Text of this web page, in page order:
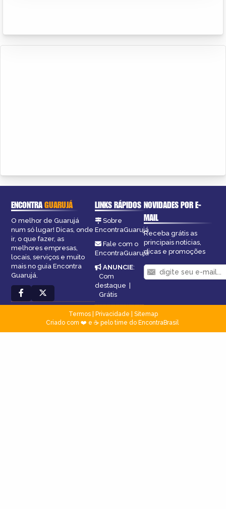
ENCONTRAGUARUJÁ
O melhor de Guarujá
num só lugar! Dicas, onde
ir, o que fazer, as
melhores empresas,
locais, serviços e muito
mais no guia Encontra
Guarujá.
LINKS RÁPIDOS
Sobre
EncontraGuarujá
Fale com o
EncontraGuarujá
ANUNCIE:
Com
destaque |
Grátis
NOVIDADES POR E-
MAIL
Receba grátis as
principais notícias,
dicas e promoções
Termos| Privacidade
Sitemap
Criado com ❤️ e ☕ pelo time do EncontraBrasil